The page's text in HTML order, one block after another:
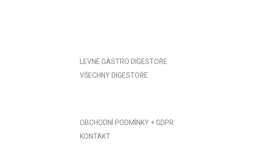
LEVNÉ GASTRO DIGESTOŘE
VŠECHNY DIGESTOŘE
OBCHODNÍ PODMÍNKY + GDPR
KONTAKT